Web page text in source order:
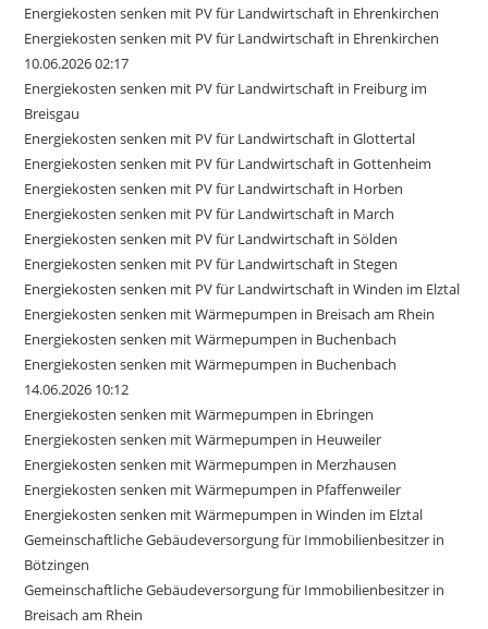
Energiekosten senken mit PV für Landwirtschaft in Ehrenkirchen
Energiekosten senken mit PV für Landwirtschaft in Ehrenkirchen
10.06.2026 02:17
Energiekosten senken mit PV für Landwirtschaft in Freiburg im
Breisgau
Energiekosten senken mit PV für Landwirtschaft in Glottertal
Energiekosten senken mit PV für Landwirtschaft in Gottenheim
Energiekosten senken mit PV für Landwirtschaft in Horben
Energiekosten senken mit PV für Landwirtschaft in March
Energiekosten senken mit PV für Landwirtschaft in Sölden
Energiekosten senken mit PV für Landwirtschaft in Stegen
Energiekosten senken mit PV für Landwirtschaft in Winden im Elztal
Energiekosten senken mit Wärmepumpen in Breisach am Rhein
Energiekosten senken mit Wärmepumpen in Buchenbach
Energiekosten senken mit Wärmepumpen in Buchenbach
14.06.2026 10:12
Energiekosten senken mit Wärmepumpen in Ebringen
Energiekosten senken mit Wärmepumpen in Heuweiler
Energiekosten senken mit Wärmepumpen in Merzhausen
Energiekosten senken mit Wärmepumpen in Pfaffenweiler
Energiekosten senken mit Wärmepumpen in Winden im Elztal
Gemeinschaftliche Gebäudeversorgung für Immobilienbesitzer in
Bötzingen
Gemeinschaftliche Gebäudeversorgung für Immobilienbesitzer in
Breisach am Rhein